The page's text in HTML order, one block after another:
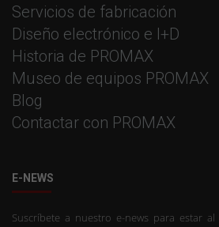
Servicios de fabricación
Diseño electrónico e I+D
Historia de PROMAX
Museo de equipos PROMAX
Blog
Contactar con PROMAX
E-NEWS
Suscríbete a nuestro e-news para estar